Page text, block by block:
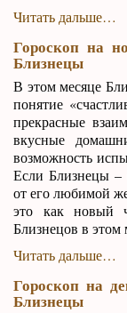
Читать дальше…
Гороскоп на
Близнецы
В этом месяце
понятие
прекрасные
вкусные
возможность
Если Близнецы –
от его любимой
это как новый
Близнецов в этом
Читать дальше…
Гороскоп на
Близнецы